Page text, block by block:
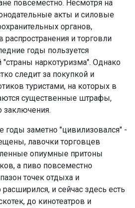
повсеместно. Несмотря на
акты и силовые
органов,
и торговли
годы пользуется
наркотуризма". Однако
следит за покупкой и
туристами, на которых в
существенные штрафы,
заключения.
годы заметно "цивилизовался" -
лавочки торговцев
опиумные притоны
а пиво повсеместно
точек отдыха и
и сейчас здесь есть
до кинотеатров и